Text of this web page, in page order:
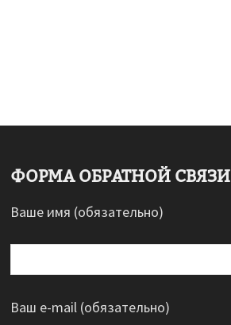
ФОРМА ОБРАТНОЙ СВЯЗИ
Ваше имя (обязательно)
Ваш e-mail (обязательно)